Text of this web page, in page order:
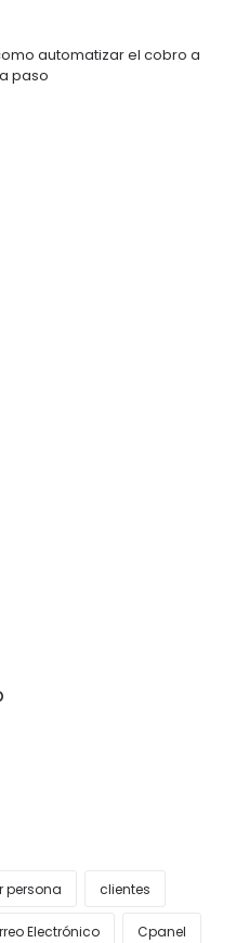
automatizar el cobro a
paso
persona clientes
Electrónico Cpanel